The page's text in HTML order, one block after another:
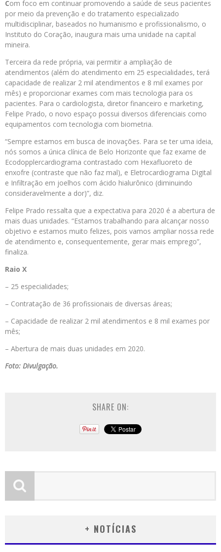
Com foco em continuar promovendo a saúde de seus pacientes
por meio da prevenção e do tratamento especializado
multidisciplinar, baseados no humanismo e profissionalismo, o
Instituto do Coração, inaugura mais uma unidade na capital
mineira.
Terceira da rede própria, vai permitir a ampliação de
atendimentos (além do atendimento em 25 especialidades, terá
capacidade de realizar 2 mil atendimentos e 8 mil exames por
mês) e proporcionar exames com mais tecnologia para os
pacientes. Para o cardiologista, diretor financeiro e marketing,
Felipe Prado, o novo espaço possui diversos diferenciais como
equipamentos com tecnologia com biometria.
“Sempre estamos em busca de inovações. Para se ter uma ideia,
nós somos a única clínica de Belo Horizonte que faz exame de
Ecodopplercardiograma contrastado com Hexafluoreto de
enxofre (contraste que não faz mal), e Eletrocardiograma Digital
e Infiltração em joelhos com ácido hialurônico (diminuindo
consideravelmente a dor)”, diz.
Felipe Prado ressalta que a expectativa para 2020 é a abertura de
mais duas unidades. “Estamos trabalhando para alcançar nosso
objetivo e estamos muito felizes, pois vamos ampliar nossa rede
de atendimento e, consequentemente, gerar mais emprego”,
finaliza.
Raio X
– 25 especialidades;
– Contratação de 36 profissionais de diversas áreas;
– Capacidade de realizar 2 mil atendimentos e 8 mil exames por
mês;
– Abertura de mais duas unidades em 2020.
Foto: Divulgação.
SHARE ON:
+ NOTÍCIAS